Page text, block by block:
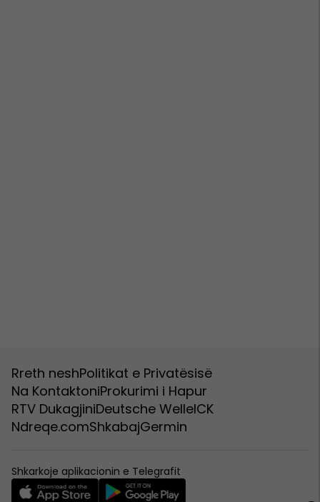
Rreth neshPolitikat e Privatësisë
Na KontaktoniProkurimi i Hapur
RTV DukagjiniDeutsche WelleICK
Ndreqe.comShkabajGermin
Shkarkoje aplikacionin e Telegrafit